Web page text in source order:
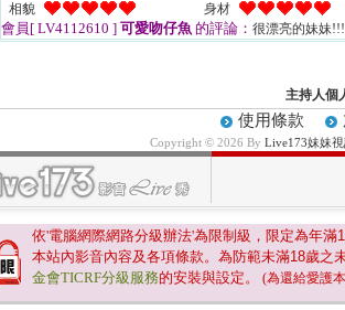
相貌
身材
會員[ LV4112610 ] 可愛吻仔魚 的評論： 很漂亮的妹妹
主持人個
使用條款
Copyright © 2026 By Live173妹妹
依'電腦網際網路分級辦法'為限制級，限定為年滿
本站內影音內容及各項條款。為防範未滿18歲之
金會TICRF分級服務的安裝與設定。 (為還給愛護